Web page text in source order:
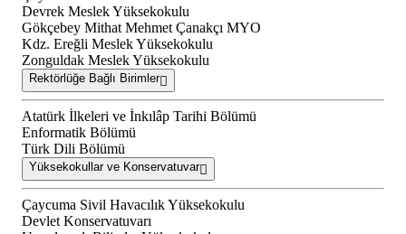
Devrek Meslek Yüksekokulu
Gökçebey Mithat Mehmet Çanakçı MYO
Kdz. Ereğli Meslek Yüksekokulu
Zonguldak Meslek Yüksekokulu
Rektörlüğe Bağlı Birimler
Atatürk İlkeleri ve İnkılâp Tarihi Bölümü
Enformatik Bölümü
Türk Dili Bölümü
Yüksekokullar ve Konservatuvar
Çaycuma Sivil Havacılık Yüksekokulu
Devlet Konservatuvarı